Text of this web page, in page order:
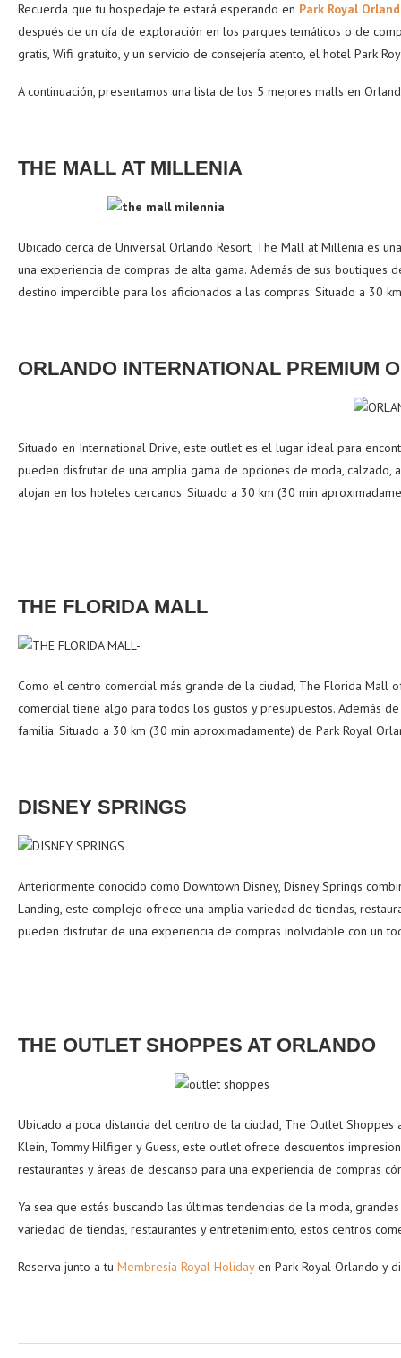
Recuerda que tu hospedaje te estará esperando en Park Royal
después de un día de exploración en los parques temáticos o de
gratis, Wifi gratuito, y un servicio de consejería atento, el hotel Park
A continuación, presentamos una lista de los 5 mejores malls en
THE MALL AT MILLENIA
Ubicado cerca de Universal Orlando Resort, The Mall at Millenia es
una experiencia de compras de alta gama. Además de sus
destino imperdible para los aficionados a las compras. Situado a 30
ORLANDO INTERNATIONAL PREMIUM
Situado en International Drive, este outlet es el lugar ideal para
pueden disfrutar de una amplia gama de opciones de moda, calzado,
alojan en los hoteles cercanos. Situado a 30 km (30 min
THE FLORIDA MALL
Como el centro comercial más grande de la ciudad, The Florida Mall
comercial tiene algo para todos los gustos y presupuestos. Además
familia. Situado a 30 km (30 min aproximadamente) de Park Royal
DISNEY SPRINGS
Anteriormente conocido como Downtown Disney, Disney Springs
Landing, este complejo ofrece una amplia variedad de tiendas,
pueden disfrutar de una experiencia de compras inolvidable con un
THE OUTLET SHOPPES AT ORLANDO
Ubicado a poca distancia del centro de la ciudad, The Outlet
Klein, Tommy Hilfiger y Guess, este outlet ofrece descuentos
restaurantes y áreas de descanso para una experiencia de compras
Ya sea que estés buscando las últimas tendencias de la moda,
variedad de tiendas, restaurantes y entretenimiento, estos centros
Reserva junto a tu Membresía Royal Holidayen Park Royal Orlando y